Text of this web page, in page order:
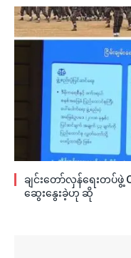
ချင်းတော်လှန်ရေးတပ်ဖွဲ့
ဆွေးနွေးခဲ့ဟု ဆို